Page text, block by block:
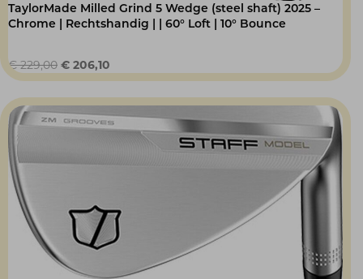
TaylorMade Milled Grind 5 Wedge (steel shaft) 2025 –
Chrome | Rechtshandig | | 60° Loft | 10° Bounce
€229,00 Oorspronkelijke
prijs
was:
€ 229,00.
€ 206,10
prijs
is:
€ 206,10.